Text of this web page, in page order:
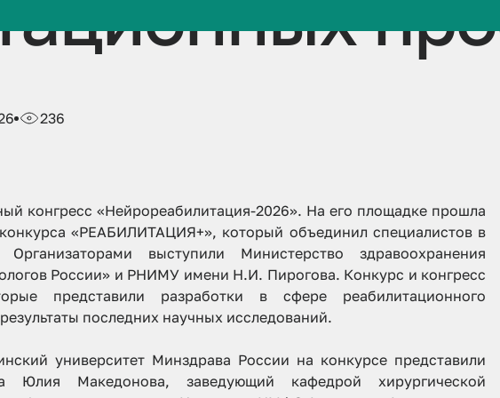
236
конгресс «Нейрореабилитация-2026». На его площадке прошла
«РЕАБИЛИТАЦИЯ+», который объединил специалистов в
выступили Министерство здравоохранения
России» и РНИМУ имени Н.И. Пирогова. Конкурс и конгресс
представили разработки в сфере реабилитационного
последних научных исследований.
университет Минздрава России на конкурсе представили
Юлия Македонова, заведующий кафедрой хирургической